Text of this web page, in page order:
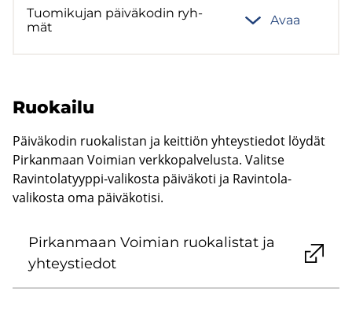
Tuo­mi­ku­jan päi­vä­ko­din ryh­
mät
Avaa
Ruo­kai­lu
Päiväkodin ruokalistan ja keittiön yhteystiedot löydät
Pirkanmaan Voimian verkkopalvelusta. Valitse
Ravintolatyyppi-valikosta päiväkoti ja Ravintola-
valikosta oma päiväkotisi.
Pir­kan­maan Voi­mian ruo­ka­lis­tat ja
yh­teys­tie­dot